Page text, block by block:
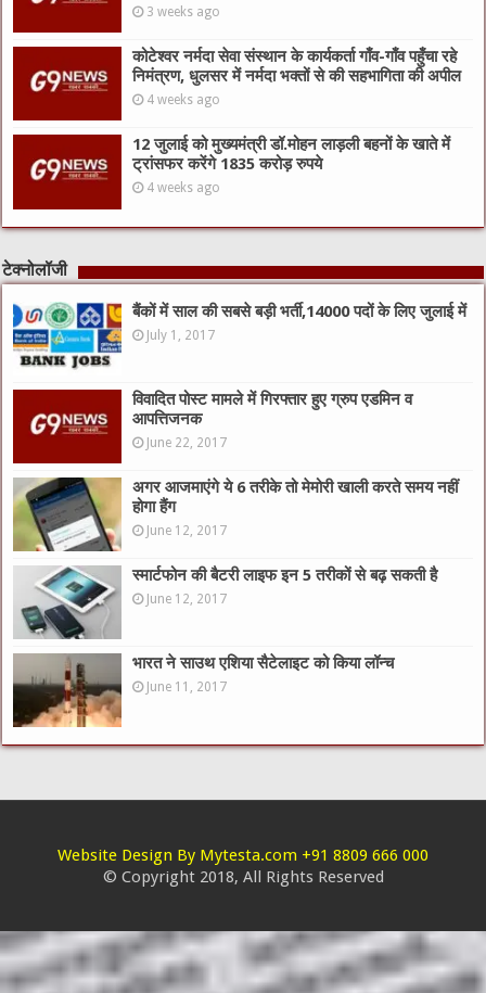
3 weeks ago
कोटेश्वर नर्मदा सेवा संस्थान के कार्यकर्ता गाँव-गाँव पहुँचा रहे
निमंत्रण, धुलसर में नर्मदा भक्तों से की सहभागिता की अपील
4 weeks ago
12 जुलाई को मुख्यमंत्री डॉ.मोहन लाड़ली बहनों के खाते में
ट्रांसफर करेंगे 1835 करोड़ रुपये
4 weeks ago
टेक्नोलॉजी
बैंकों में साल की सबसे बड़ी भर्ती,14000 पदों के लिए जुलाई में
July 1, 2017
विवादित पोस्ट मामले में गिरफ्तार हुए ग्रुप एडमिन व
आपत्तिजनक
June 22, 2017
अगर आजमाएंगे ये 6 तरीके तो मेमोरी खाली करते समय नहीं
होगा हैंग
June 12, 2017
स्मार्टफोन की बैटरी लाइफ इन 5 तरीकों से बढ़ सकती है
June 12, 2017
भारत ने साउथ एशिया सैटेलाइट को किया लॉन्च
June 11, 2017
Website Design By Mytesta.com +91 8809 666 000
© Copyright 2018, All Rights Reserved